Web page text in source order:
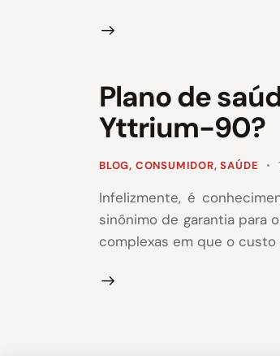
Plano de
Yttrium-90?
BLOG, CONSUMIDOR,SAÚDE
Infelizmente, é
sinônimo de garantia para
complexas em que o